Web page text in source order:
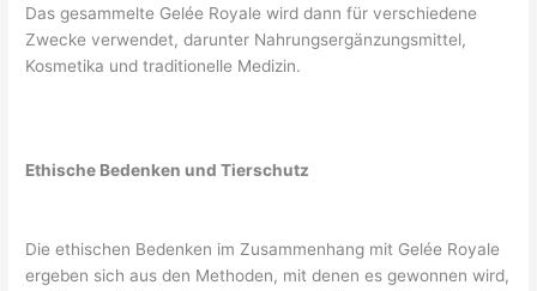
Das gesammelte Gelée Royale wird dann für verschiedene
Zwecke verwendet, darunter Nahrungsergänzungsmittel,
Kosmetika und traditionelle Medizin.
Ethische Bedenken und Tierschutz
Die ethischen Bedenken im Zusammenhang mit Gelée Royale
ergeben sich aus den Methoden, mit denen es gewonnen wird,